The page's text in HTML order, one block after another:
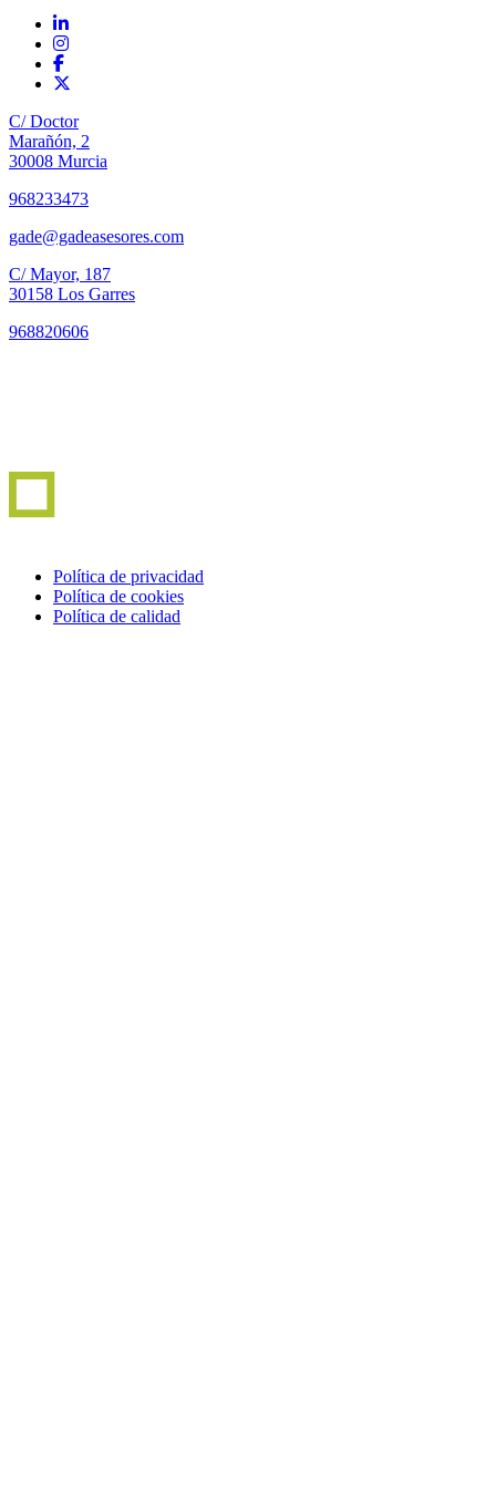
C/ Doctor
Marañón, 2
30008 Murcia
968233473
gade@gadeasesores.com
C/ Mayor, 187
30158 Los Garres
968820606
Política de privacidad
Política de cookies
Política de calidad